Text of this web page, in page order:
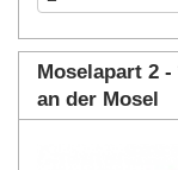
Moselapart 2
an der Mosel